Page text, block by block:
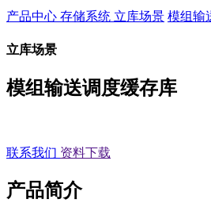
产品中心 存储系统 立库场景 模组输
立库场景
模组输送调度缓存库
联系我们 资料下载
产品简介